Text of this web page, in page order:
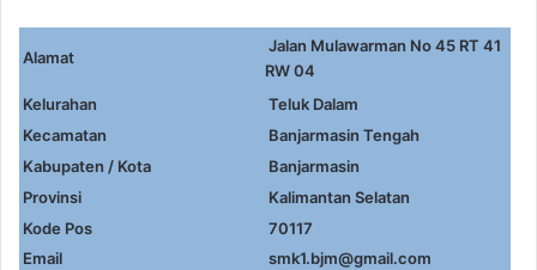
Alamat
Jalan Mulawarman No 45 RT 41
RW 04
Kelurahan
Teluk Dalam
Kecamatan
Banjarmasin Tengah
Kabupaten / Kota
Banjarmasin
Provinsi
Kalimantan Selatan
Kode Pos
70117
Email
smk1.bjm@gmail.com